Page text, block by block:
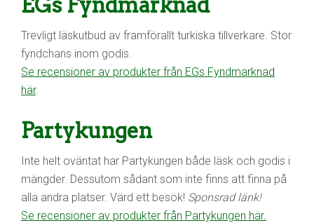
Trevligt läskutbud av framförallt turkiska tillverkare. Stor
fyndchans inom godis.
Se recensioner av produkter från EGs Fyndmarknad
här.
Partykungen
Inte helt oväntat har Partykungen både läsk och godis i
mängder. Dessutom sådant som inte finns att finna på
alla andra platser. Värd ett besök! Sponsrad länk!
Se recensioner av produkter från Partykungen här.